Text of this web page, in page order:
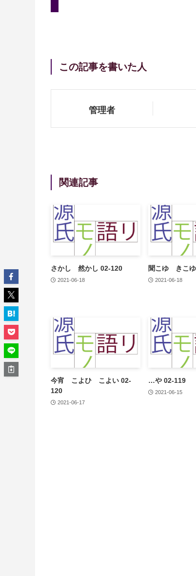
この記事を書いた人
管理者
関連記事
さかし 然かし 02-120
2021-06-18
聞こゆ きこ
2021-06-18
今宵 こよひ こよい 02-
120
2021-06-17
…や 02-119
2021-06-15